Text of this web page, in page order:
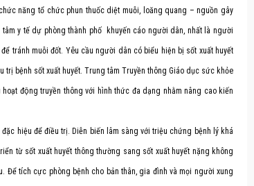
năng tổ chức phun thuốc diệt muỗi, loăng quang – nguồn gây
y tế dự phòng thành phố khuyến cáo người dân, nhất là người
tránh muỗi đốt. Yêu cầu người dân có biểu hiện bị sốt xuất huyết
bệnh sốt xuất huyết. Trung tâm Truyền thông Giáo dục sức khỏe
động truyền thông với hình thức đa dạng nhằm nâng cao kiến
hiệu để điều trị. Diễn biến lâm sàng với triệu chứng bệnh lý khá
từ sốt xuất huyết thông thường sang sốt xuất huyết nặng không
Để tích cực phòng bệnh cho bản thân, gia đình và mọi người xung